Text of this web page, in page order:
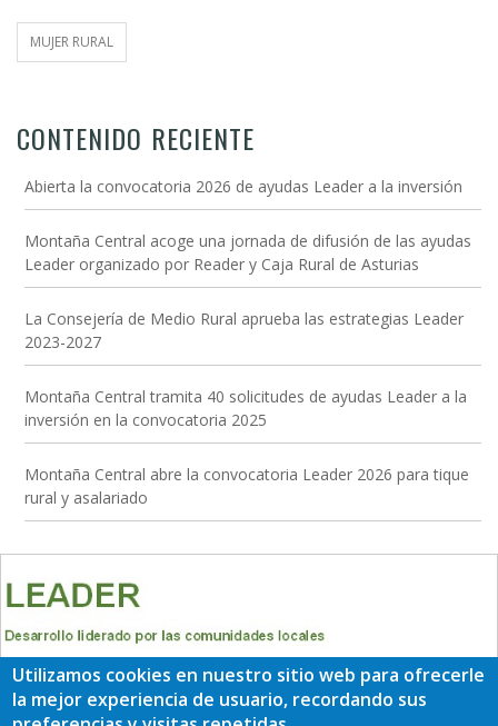
MUJER RURAL
CONTENIDO RECIENTE
Abierta la convocatoria 2026 de ayudas Leader a la inversión
Montaña Central acoge una jornada de difusión de las ayudas
Leader organizado por Reader y Caja Rural de Asturias
La Consejería de Medio Rural aprueba las estrategias Leader
2023-2027
Montaña Central tramita 40 solicitudes de ayudas Leader a la
inversión en la convocatoria 2025
Montaña Central abre la convocatoria Leader 2026 para tique
rural y asalariado
Utilizamos cookies en nuestro sitio web para ofrecerle
la mejor experiencia de usuario, recordando sus